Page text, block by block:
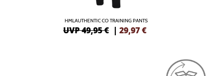
HMLAUTHENTIC CO TRAINING PANTS
UVP 49,95 € |29,97€